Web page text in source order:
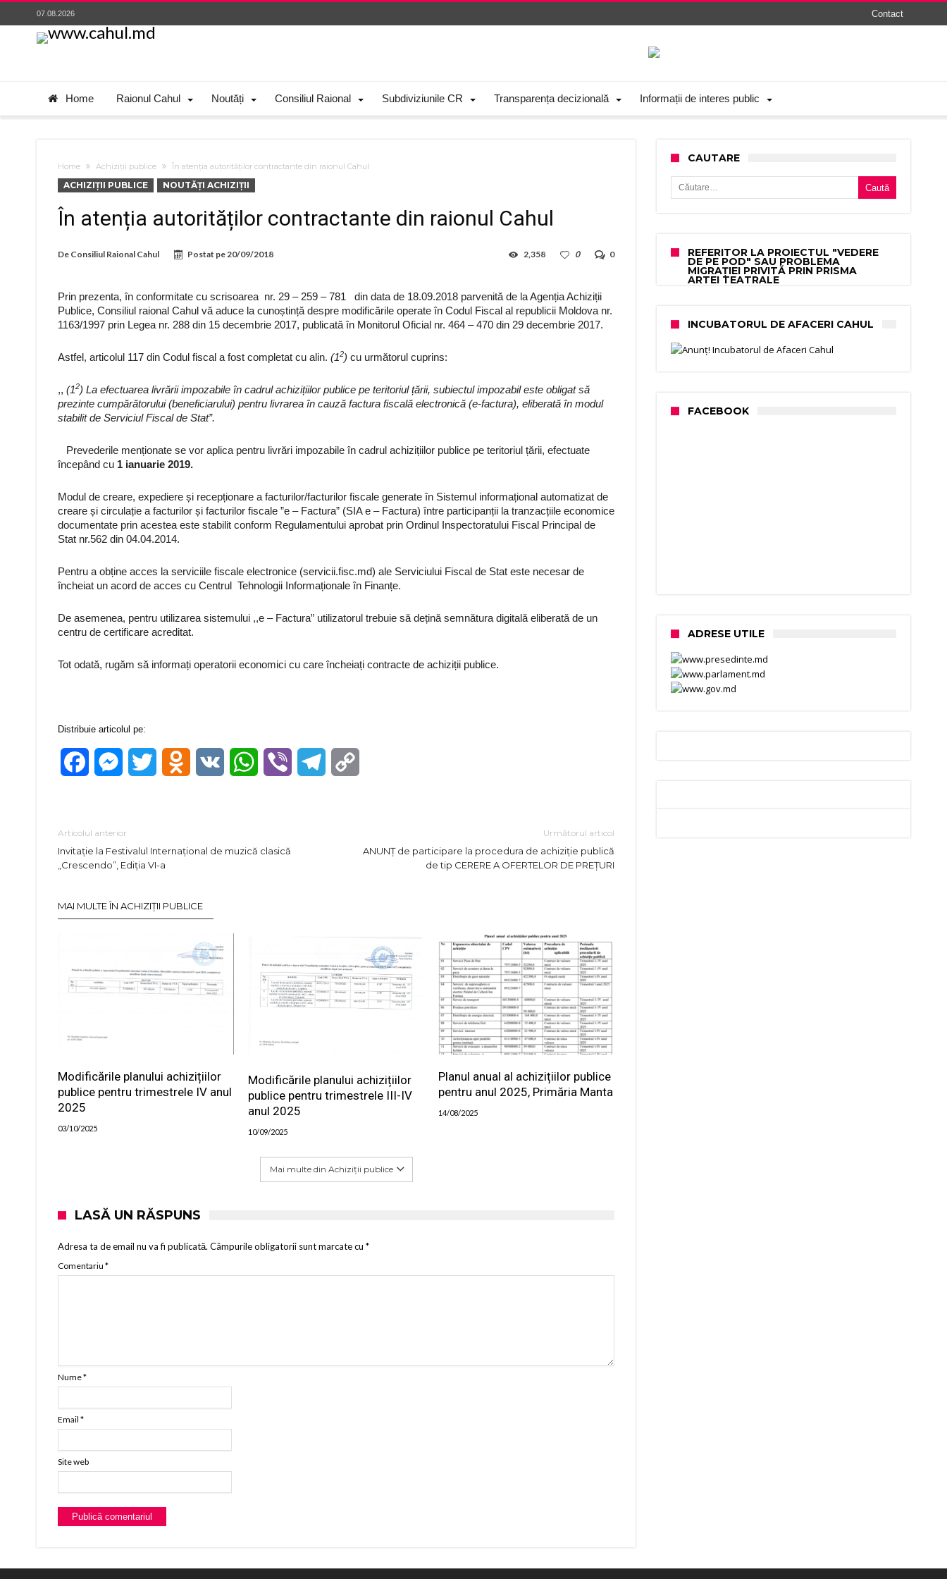
07.08.2026 Contact
Home Raionul Cahul Noutăți Consiliul Raional Subdiviziunile CR Transparența decizională Informații de interes public
Home Achiziții publice În atenția autorităților contractante din raionul Cahul
ACHIZIȚII PUBLICE NOUTĂȚI ACHIZIȚII
În atenția autorităților contractante din raionul Cahul
De Consiliul Raional Cahul Postat pe20/09/2018 0
0
2,358
Prin prezenta, în conformitate cu scrisoarea nr. 29 – 259 – 781 din data de 18.09.2018 parvenită de la Agenția Achiziții
Publice, Consiliul raional Cahul vă aduce la cunoștință despre modificările operate în Codul Fiscal al republicii Moldova nr.
1163/1997 prin Legea nr. 288 din 15 decembrie 2017, publicată în Monitorul Oficial nr. 464 – 470 din 29 decembrie 2017.
Astfel, articolul 117 din Codul fiscal a fost completat cu alin. (12) cu următorul cuprins:
,, (12) La efectuarea livrării impozabile în cadrul achizițiilor publice pe teritoriul țării, subiectul impozabil este obligat să
prezinte cumpărătorului (beneficiarului) pentru livrarea în cauză factura fiscală electronică (e-factura), eliberată în modul
stabilit de Serviciul Fiscal de Stat”.
Prevederile menționate se vor aplica pentru livrări impozabile în cadrul achizițiilor publice pe teritoriul țării, efectuate
începând cu 1 ianuarie 2019.
Modul de creare, expediere și recepționare a facturilor/facturilor fiscale generate în Sistemul informațional automatizat de
creare și circulație a facturilor și facturilor fiscale ”e – Factura” (SIA e – Factura) între participanții la tranzacțiile economice
documentate prin acestea este stabilit conform Regulamentului aprobat prin Ordinul Inspectoratului Fiscal Principal de
Stat nr.562 din 04.04.2014.
Pentru a obține acces la serviciile fiscale electronice (servicii.fisc.md) ale Serviciului Fiscal de Stat este necesar de
încheiat un acord de acces cu Centrul Tehnologii Informaționale în Finanțe.
De asemenea, pentru utilizarea sistemului ,,e – Factura” utilizatorul trebuie să dețină semnătura digitală eliberată de un
centru de certificare acreditat.
Tot odată, rugăm să informați operatorii economici cu care încheiați contracte de achiziții publice.
Distribuie articolul pe:
FacebookMessenger
Twitter Odnoklassniki
VK WhatsApp
Viber Telegram
Articolul anterior
Invitație la Festivalul Internațional de muzică clasică
„Crescendo”, Ediția VI-a
Următorul articol
ANUNȚ de participare la procedura de achiziție publică
de tip CERERE A OFERTELOR DE PREȚURI
MAI MULTE ÎN ACHIZIȚII PUBLICE
Modificările planului achizițiilor
publice pentru trimestrele IV anul
2025
03/10/2025
Modificările planului achizițiilor
publice pentru trimestrele III-IV
anul 2025
10/09/2025
Planul anual al achizițiilor publice
pentru anul 2025, Primăria Manta
14/08/2025
Mai multe din Achiziții publice
LASĂ UN RĂSPUNS
Adresa ta de email nu va fi publicată. Câmpurile obligatorii sunt marcate cu *
Comentariu *
Nume*
Email *
Site web
CAUTARE
Caută după:
REFERITOR LA PROIECTUL "VEDERE
DE PE POD" SAU PROBLEMA
MIGRAȚIEI PRIVITĂ PRIN PRISMA
ARTEI TEATRALE
INCUBATORUL DE AFACERI CAHUL
FACEBOOK
ADRESE UTILE